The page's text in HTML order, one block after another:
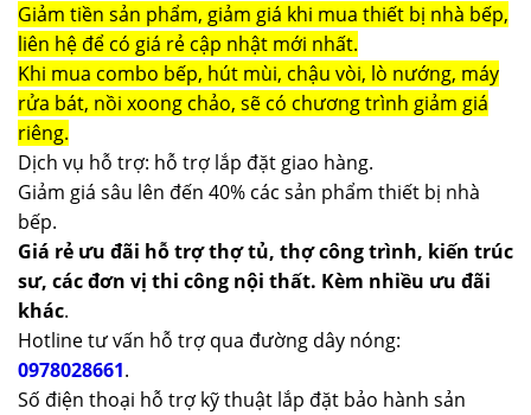
Giảm tiền sản phẩm, giảm giá khi mua thiết bị nhà bếp,
liên hệ để có giá rẻ cập nhật mới nhất.
Khi mua combo bếp, hút mùi, chậu vòi, lò nướng, máy
rửa bát, nồi xoong chảo, sẽ có chương trình giảm giá
riêng.
Dịch vụ hỗ trợ: hỗ trợ lắp đặt giao hàng.
Giảm giá sâu lên đến 40% các sản phẩm thiết bị nhà
bếp.
Giá rẻ ưu đãi hỗ trợ thợ tủ, thợ công trình, kiến trúc
sư, các đơn vị thi công nội thất. Kèm nhiều ưu đãi
khác.
Hotline tư vấn hỗ trợ qua đường dây nóng:
0978028661.
Số điện thoại hỗ trợ kỹ thuật lắp đặt bảo hành sản